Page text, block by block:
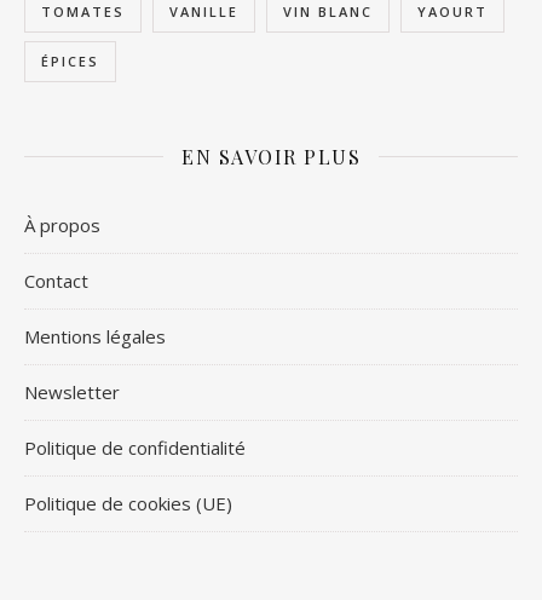
TOMATES VANILLE VIN BLANC YAOURT
ÉPICES
EN SAVOIR PLUS
À propos
Contact
Mentions légales
Newsletter
Politique de confidentialité
Politique de cookies (UE)